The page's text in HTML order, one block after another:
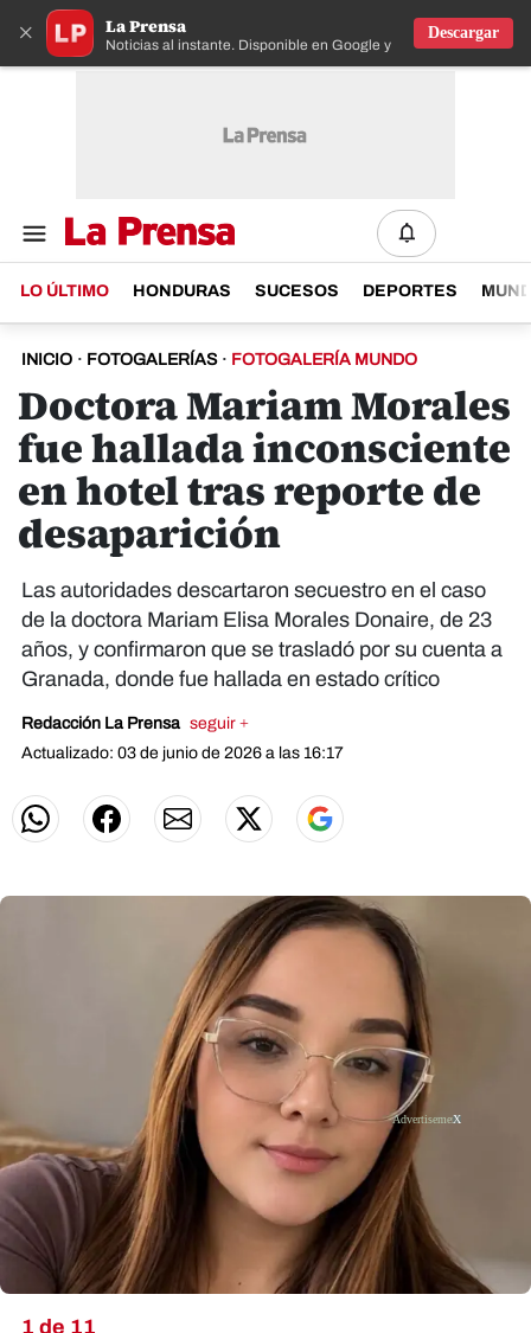
× La Prensa
Noticias al instante. Disponible en Google y IOS
Descargar
LO ÚLTIMO HONDURAS SUCESOS DEPORTES
INICIO · FOTOGALERÍAS · FOTOGALERÍA MUNDO
Doctora Mariam Morales
fue hallada inconsciente
en hotel tras reporte de
desaparición
Las autoridades descartaron secuestro en el caso
de la doctora Mariam Elisa Morales Donaire, de 23
años, y confirmaron que se trasladó por su cuenta a
Granada, donde fue hallada en estado crítico
Redacción La Prensa seguir +
Actualizado: 03 de junio de 2026 a las 16:17
1 de 11
X